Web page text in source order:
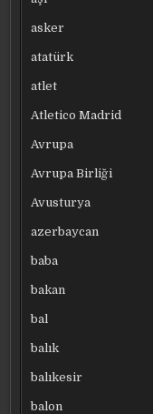
asker
atatürk
atlet
Atletico Madrid
Avrupa
Avrupa Birliği
Avusturya
azerbaycan
baba
bakan
bal
balık
balıkesir
balon